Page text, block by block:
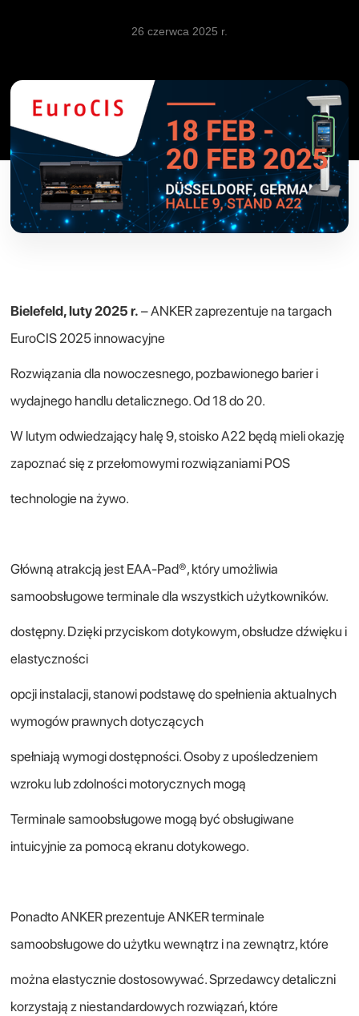
26 czerwca 2025 r.
Bielefeld, luty 2025 r. – ANKER zaprezentuje na targach
EuroCIS 2025 innowacyjne
Rozwiązania dla nowoczesnego, pozbawionego barier i
wydajnego handlu detalicznego. Od 18 do 20.
W lutym odwiedzający halę 9, stoisko A22 będą mieli okazję
zapoznać się z przełomowymi rozwiązaniami POS
technologie na żywo.
Główną atrakcją jest EAA-Pad®, który umożliwia
samoobsługowe terminale dla wszystkich użytkowników.
dostępny. Dzięki przyciskom dotykowym, obsłudze dźwięku i
elastyczności
opcji instalacji, stanowi podstawę do spełnienia aktualnych
wymogów prawnych dotyczących
spełniają wymogi dostępności. Osoby z upośledzeniem
wzroku lub zdolności motorycznych mogą
Terminale samoobsługowe mogą być obsługiwane
intuicyjnie za pomocą ekranu dotykowego.
Ponadto ANKER prezentuje ANKER terminale
samoobsługowe do użytku wewnątrz i na zewnątrz, które
można elastycznie dostosowywać. Sprzedawcy detaliczni
korzystają z niestandardowych rozwiązań, które